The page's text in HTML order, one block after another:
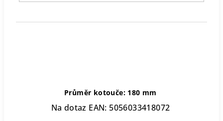
Průměr kotouče: 180 mm
Na dotaz EAN: 5056033418072